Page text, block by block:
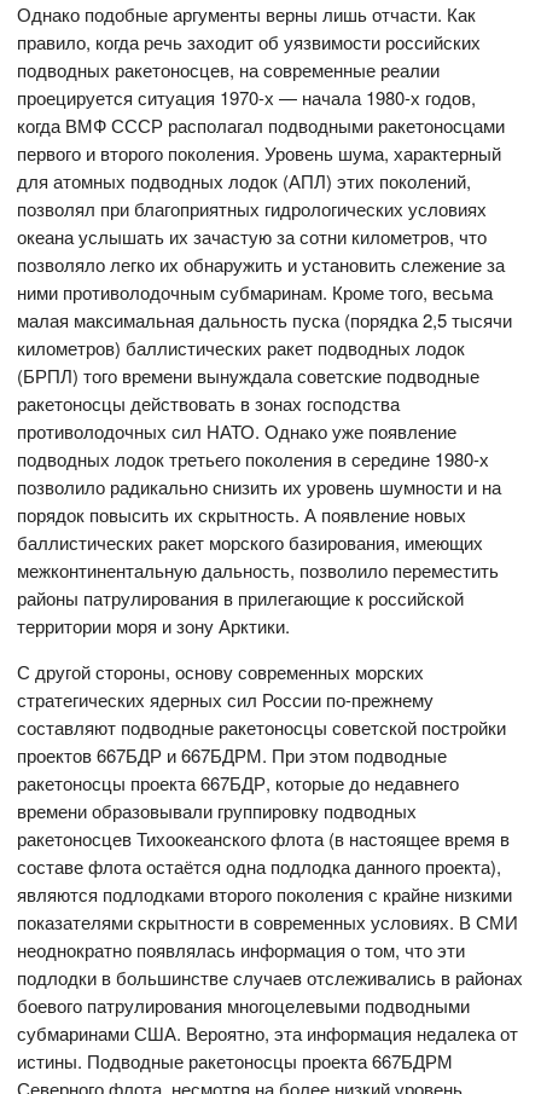
Однако подобные аргументы верны лишь отчасти. Как
правило, когда речь заходит об уязвимости российских
подводных ракетоносцев, на современные реалии
проецируется ситуация 1970-х — начала 1980-х годов,
когда ВМФ СССР располагал подводными ракетоносцами
первого и второго поколения. Уровень шума, характерный
для атомных подводных лодок (АПЛ) этих поколений,
позволял при благоприятных гидрологических условиях
океана услышать их зачастую за сотни километров, что
позволяло легко их обнаружить и установить слежение за
ними противолодочным субмаринам. Кроме того, весьма
малая максимальная дальность пуска (порядка 2,5 тысячи
километров) баллистических ракет подводных лодок
(БРПЛ) того времени вынуждала советские подводные
ракетоносцы действовать в зонах господства
противолодочных сил НАТО. Однако уже появление
подводных лодок третьего поколения в середине 1980-х
позволило радикально снизить их уровень шумности и на
порядок повысить их скрытность. А появление новых
баллистических ракет морского базирования, имеющих
межконтинентальную дальность, позволило переместить
районы патрулирования в прилегающие к российской
территории моря и зону Арктики.
С другой стороны, основу современных морских
стратегических ядерных сил России по-прежнему
составляют подводные ракетоносцы советской постройки
проектов 667БДР и 667БДРМ. При этом подводные
ракетоносцы проекта 667БДР, которые до недавнего
времени образовывали группировку подводных
ракетоносцев Тихоокеанского флота (в настоящее время в
составе флота остаётся одна подлодка данного проекта),
являются подлодками второго поколения с крайне низкими
показателями скрытности в современных условиях. В СМИ
неоднократно появлялась информация о том, что эти
подлодки в большинстве случаев отслеживались в районах
боевого патрулирования многоцелевыми подводными
субмаринами США. Вероятно, эта информация недалека от
истины. Подводные ракетоносцы проекта 667БДРМ